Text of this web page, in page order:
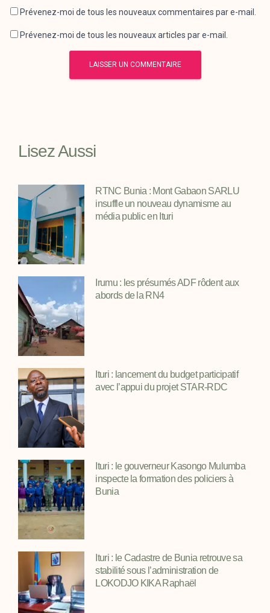
Prévenez-moi de tous les nouveaux commentaires par e-mail.
Prévenez-moi de tous les nouveaux articles par e-mail.
Lisez Aussi
RTNC Bunia : Mont Gabaon SARLU
insuffle un nouveau dynamisme au
média public en Ituri
Irumu : les présumés ADF rôdent aux
abords de la RN4
Ituri : lancement du budget participatif
avec l’appui du projet STAR-RDC
Ituri : le gouverneur Kasongo Mulumba
inspecte la formation des policiers à
Bunia
Ituri : le Cadastre de Bunia retrouve sa
stabilité sous l’administration de
LOKODJO KIKA Raphaël